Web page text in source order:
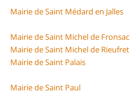
Mairie de Saint Médard en Jalles
Mairie de Saint Michel de Fronsac
Mairie de Saint Michel de Rieufret
Mairie de Saint Palais
Mairie de Saint Paul